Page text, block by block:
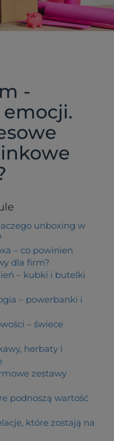
-
emocji.
unboxing w
– co powinien
dla firm?
– kubki i butelki
– powerbanki i
– świece
herbaty i
zestawy
podnoszą wartość
które zostają na